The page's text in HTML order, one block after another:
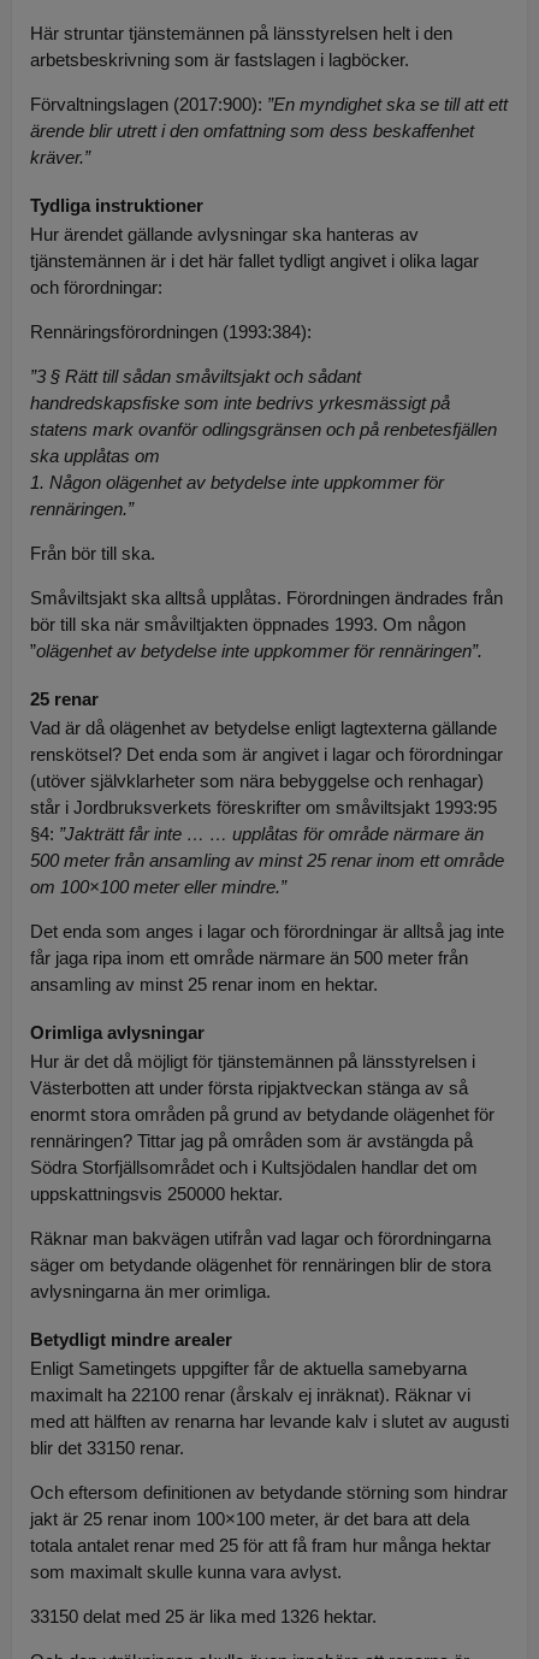
Här struntar tjänstemännen på länsstyrelsen helt i den
arbetsbeskrivning som är fastslagen i lagböcker.
Förvaltningslagen (2017:900): ”En myndighet ska se till att ett
ärende blir utrett i den omfattning som dess beskaffenhet
kräver.”
Tydliga instruktioner
Hur ärendet gällande avlysningar ska hanteras av
tjänstemännen är i det här fallet tydligt angivet i olika lagar
och förordningar:
Rennäringsförordningen (1993:384):
”3 § Rätt till sådan småviltsjakt och sådant
handredskapsfiske som inte bedrivs yrkesmässigt på
statens mark ovanför odlingsgränsen och på renbetesfjällen
ska upplåtas om
1. Någon olägenhet av betydelse inte uppkommer för
rennäringen.”
Från bör till ska.
Småviltsjakt ska alltså upplåtas. Förordningen ändrades från
bör till ska när småviltjakten öppnades 1993. Om någon
”olägenhet av betydelse inte uppkommer för rennäringen”.
25 renar
Vad är då olägenhet av betydelse enligt lagtexterna gällande
renskötsel? Det enda som är angivet i lagar och förordningar
(utöver självklarheter som nära bebyggelse och renhagar)
står i Jordbruksverkets föreskrifter om småviltsjakt 1993:95
§4: ”Jakträtt får inte … … upplåtas för område närmare än
500 meter från ansamling av minst 25 renar inom ett område
om 100×100 meter eller mindre.”
Det enda som anges i lagar och förordningar är alltså jag inte
får jaga ripa inom ett område närmare än 500 meter från
ansamling av minst 25 renar inom en hektar.
Orimliga avlysningar
Hur är det då möjligt för tjänstemännen på länsstyrelsen i
Västerbotten att under första ripjaktveckan stänga av så
enormt stora områden på grund av betydande olägenhet för
rennäringen? Tittar jag på områden som är avstängda på
Södra Storfjällsområdet och i Kultsjödalen handlar det om
uppskattningsvis 250000 hektar.
Räknar man bakvägen utifrån vad lagar och förordningarna
säger om betydande olägenhet för rennäringen blir de stora
avlysningarna än mer orimliga.
Betydligt mindre arealer
Enligt Sametingets uppgifter får de aktuella samebyarna
maximalt ha 22100 renar (årskalv ej inräknat). Räknar vi
med att hälften av renarna har levande kalv i slutet av augusti
blir det 33150 renar.
Och eftersom definitionen av betydande störning som hindrar
jakt är 25 renar inom 100×100 meter, är det bara att dela
totala antalet renar med 25 för att få fram hur många hektar
som maximalt skulle kunna vara avlyst.
33150 delat med 25 är lika med 1326 hektar.